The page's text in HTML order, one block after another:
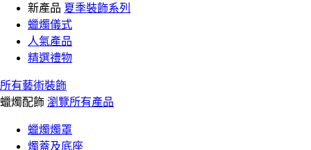
新產品 夏季裝飾系列
蠟燭儀式
人氣產品
精選禮物
所有藝術裝飾
蠟燭配飾 瀏覽所有產品
蠟燭燭罩
燭蓋及底座